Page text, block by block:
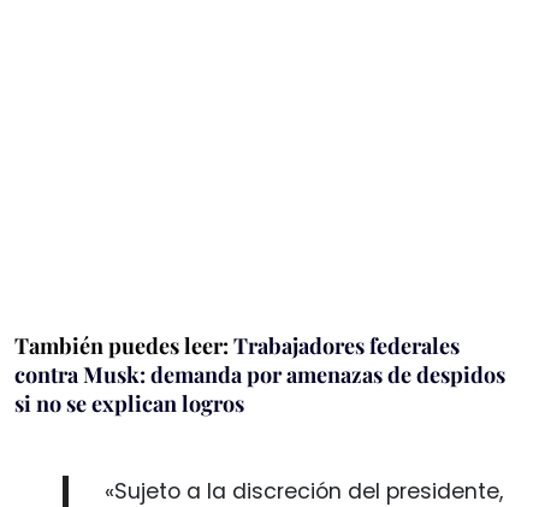
También puedes leer: Trabajadores federales
contra Musk: demanda por amenazas de despidos
si no se explican logros
«Sujeto a la discreción del presidente,